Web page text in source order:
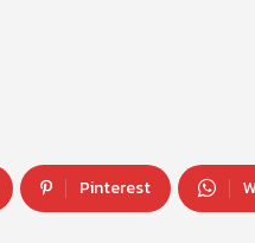
Pinterest